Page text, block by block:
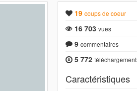
19 coups de coeur
16 703 vues
9 commentaires
5 772
Caractéristiques